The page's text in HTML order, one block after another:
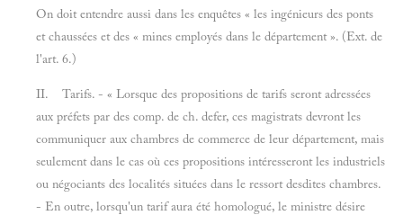
On doit entendre aussi dans les enquêtes « les ingénieurs des ponts
et chaussées et des « mines employés dans le département ». (Ext. de
l'art. 6.)
II. Tarifs. - « Lorsque des propositions de tarifs seront adressées
aux préfets par des comp. de ch. defer, ces magistrats devront les
communiquer aux chambres de commerce de leur département, mais
seulement dans le cas où ces propositions intéresseront les industriels
ou négociants des localités situées dans le ressort desdites chambres.
- En outre, lorsqu'un tarif aura été homologué, le ministre désire